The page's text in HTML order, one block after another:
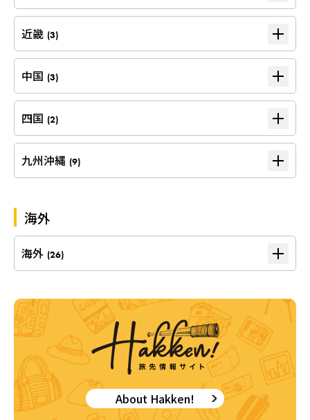
近畿 (3)
中国 (3)
四国 (2)
九州沖縄 (9)
海外
海外 (26)
About Hakken!